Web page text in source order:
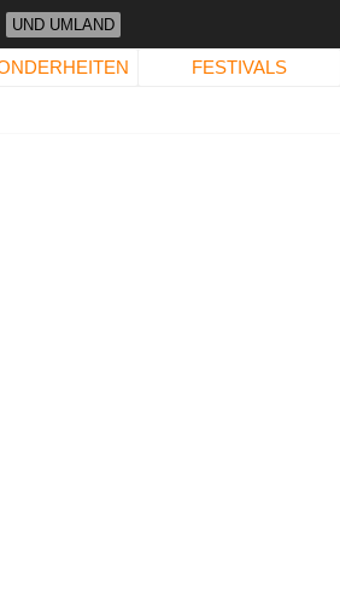
UND UMLAND
FESTIVALS